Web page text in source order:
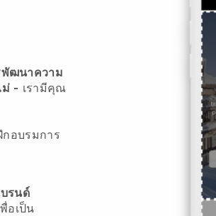
พัฒนาความ
ม่ - เรามีคุณ
กอบรมการ
รนด์
อเป็น